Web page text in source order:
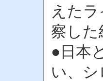
えた
察した
●日本
い、